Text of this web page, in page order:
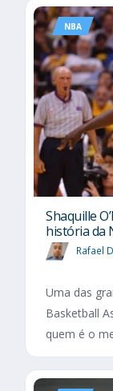
NBA
Shaquille
história da
Rafael
Uma das
Basketball
quem é o